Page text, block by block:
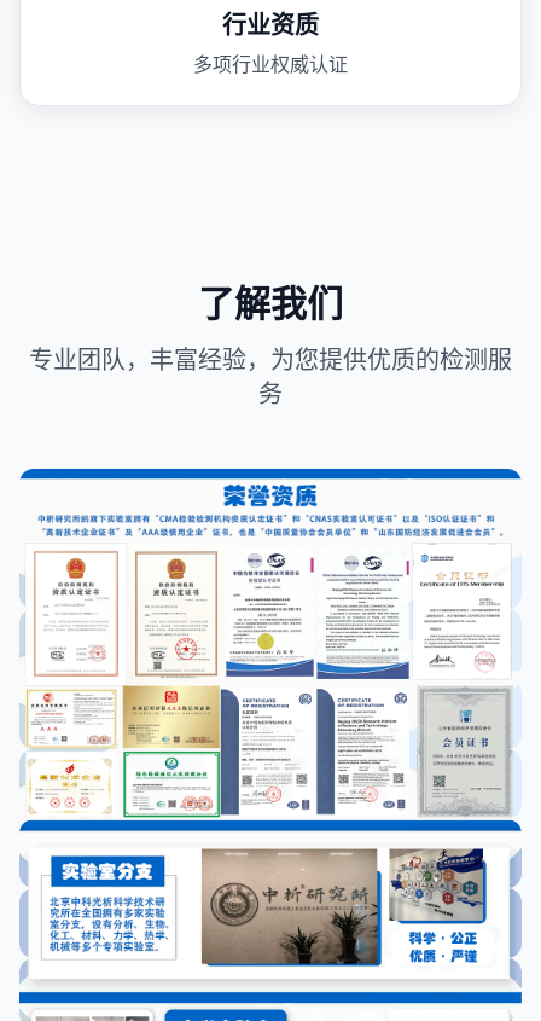
行业资质
多项行业权威认证
了解我们
专业团队，丰富经验，为您提供优质的检测服
务